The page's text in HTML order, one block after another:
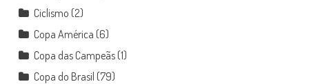
Ciclismo (2)
Copa América (6)
Copa das Campeãs(1)
Copa do Brasil (79)